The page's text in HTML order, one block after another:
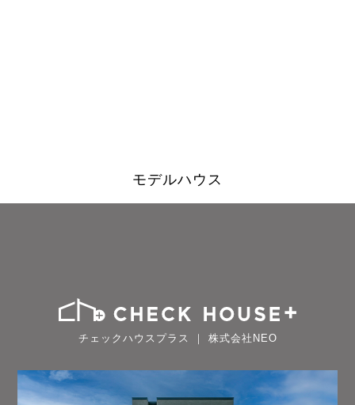
モデルハウス
チェックハウスプラス ｜ 株式会社NEO